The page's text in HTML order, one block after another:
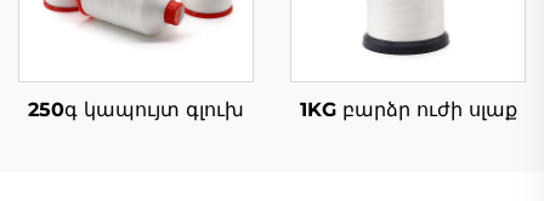
250գ կապույտ գլուխ 1KG բարձր ուժի սլաք